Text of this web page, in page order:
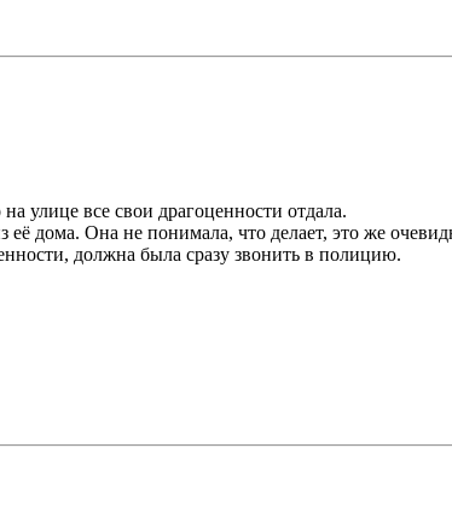
улице все свои драгоценности отдала.
дома. Она не понимала, что делает, это же
должна была сразу звонить в полицию.